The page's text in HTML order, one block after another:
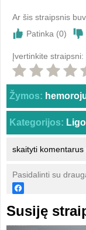
Ar šis straipsnis
Patinka (0)
Įvertinkite straipsni:
Žymos:
Kategorijos:
skaityti komentarus
Pasidalinti su
Susiję